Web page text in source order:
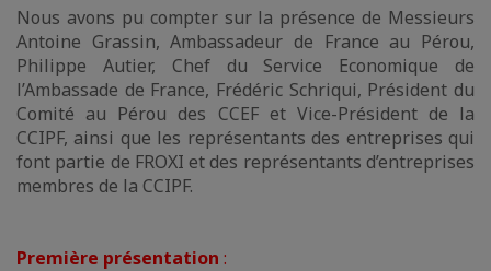
Nous avons pu compter sur la présence de Messieurs
Antoine Grassin, Ambassadeur de France au Pérou,
Philippe Autier, Chef du Service Economique de
l’Ambassade de France, Frédéric Schriqui, Président du
Comité au Pérou des CCEF et Vice-Président de la
CCIPF, ainsi que les représentants des entreprises qui
font partie de FROXI et des représentants d’entreprises
membres de la CCIPF.
Première présentation :